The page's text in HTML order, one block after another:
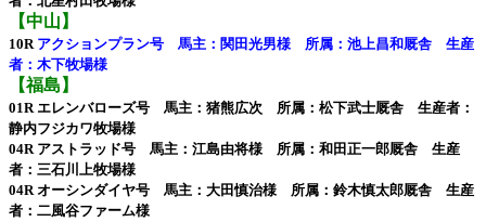
【中山】
10R アクションプラン号 馬主：関田光男様 所属：池上昌和厩舎 生産
者：木下牧場様
【福島】
01R エレンバローズ号 馬主：猪熊広次 所属：松下武士厩舎 生産者：
静内フジカワ牧場様
04R アストラッド号 馬主：江島由将様 所属：和田正一郎厩舎 生産
者：三石川上牧場様
04R オーシンダイヤ号 馬主：大田慎治様 所属：鈴木慎太郎厩舎 生産
者：二風谷ファーム様